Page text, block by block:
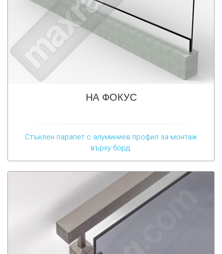
НА ФОКУС
Стъклен парапет с алуминиев профил за монтаж
върху борд.